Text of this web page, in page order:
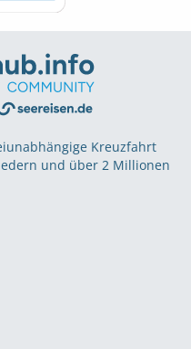
Kreuzfahrt
und über 2 Millionen